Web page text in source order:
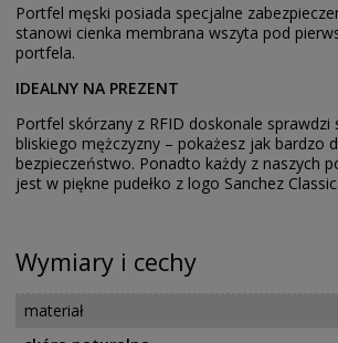
Portfel męski posiada specjalne
stanowi cienka membrana wszyta pod
portfela.
IDEALNY NA PREZENT
Portfel skórzany z RFID doskonale sprawdzi
bliskiego mężczyzny – pokażesz jak bardzo
bezpieczeństwo. Ponadto każdy z naszych
jest w piękne pudełko z logo Sanchez Classic.
Wymiary i cechy
materiał